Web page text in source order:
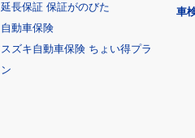
延長保証 保証がのびた
自動車保険
スズキ自動車保険 ちょい得プラ
ン
車